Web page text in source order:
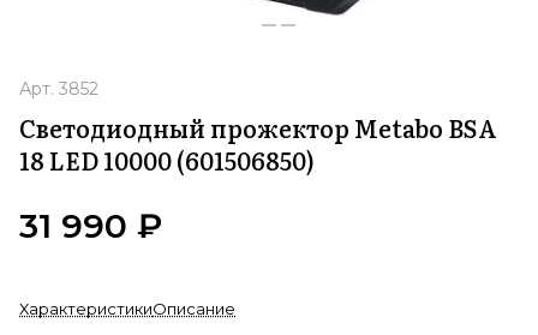
Арт. 3852
Светодиодный прожектор Metabo BSA
18 LED 10000 (601506850)
31 990 ₽
ХарактеристикиОписание